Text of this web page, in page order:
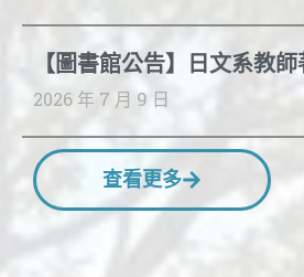
【圖書館公告】日文系教
2026 年 7 月 9 日
查看更多